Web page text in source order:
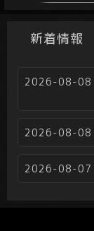
新着情報
2026-08-08
2026-08-08
2026-08-07